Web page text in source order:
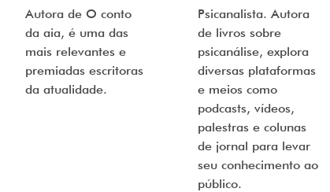
Autora de O conto
da aia, é uma das
mais relevantes e
premiadas escritoras
da atualidade.
Psicanalista. Autora
de livros sobre
psicanálise, explora
diversas plataformas
e meios como
podcasts, vídeos,
palestras e colunas
de jornal para levar
seu conhecimento ao
público.